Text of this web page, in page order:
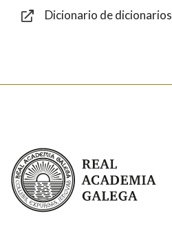
Dicionario de dicionarios
Real Academia Galega